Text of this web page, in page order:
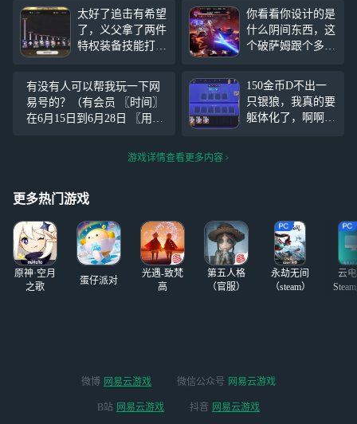
太好了追击有希望
了，义父拿了两件
特权装备技能打出
不是怎么才六亿，
别的人拿了两个特
权装备，那些人打
出几十万的伤害
你看看你设计的是
什么阴间东西，这
个破萨姆跟个多动
我以前玩阿格莱雅
还快，别说叠盾
了，我角色中途还
死了两次了。然后
有没有人可以帮我玩一下网
易号的？（有会员 〖时间〗
在6月15日到6月28日 〖用户
便玩，
150金币D不出一
只银狼，我真的要
躯体化了，啊啊
游戏详情查看更多内容
更多热门游戏
原神·空月
之歌
蛋仔派对
光遇-致梵
高
第五人格
（官服）
永劫无间
（steam）
云
微博 网易云游戏 微信公众号 网易云游戏
B站 网易云游戏 抖音 网易云游戏